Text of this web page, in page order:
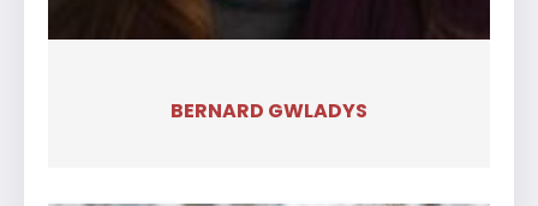
BERNARD GWLADYS